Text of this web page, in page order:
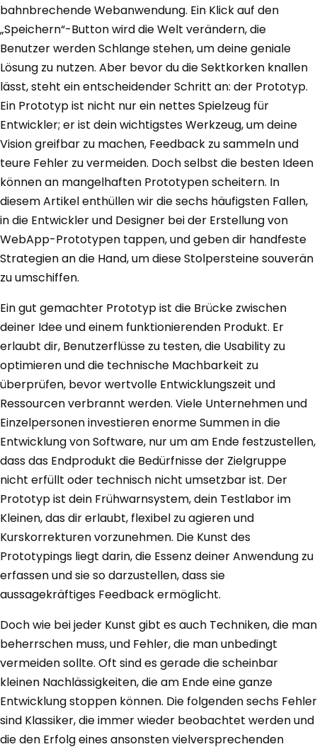
bahnbrechende Webanwendung. Ein Klick auf den
„Speichern“-Button wird die Welt verändern, die
Benutzer werden Schlange stehen, um deine geniale
Lösung zu nutzen. Aber bevor du die Sektkorken knallen
lässt, steht ein entscheidender Schritt an: der Prototyp.
Ein Prototyp ist nicht nur ein nettes Spielzeug für
Entwickler; er ist dein wichtigstes Werkzeug, um deine
Vision greifbar zu machen, Feedback zu sammeln und
teure Fehler zu vermeiden. Doch selbst die besten Ideen
können an mangelhaften Prototypen scheitern. In
diesem Artikel enthüllen wir die sechs häufigsten Fallen,
in die Entwickler und Designer bei der Erstellung von
WebApp-Prototypen tappen, und geben dir handfeste
Strategien an die Hand, um diese Stolpersteine souverän
zu umschiffen.
Ein gut gemachter Prototyp ist die Brücke zwischen
deiner Idee und einem funktionierenden Produkt. Er
erlaubt dir, Benutzerflüsse zu testen, die Usability zu
optimieren und die technische Machbarkeit zu
überprüfen, bevor wertvolle Entwicklungszeit und
Ressourcen verbrannt werden. Viele Unternehmen und
Einzelpersonen investieren enorme Summen in die
Entwicklung von Software, nur um am Ende festzustellen,
dass das Endprodukt die Bedürfnisse der Zielgruppe
nicht erfüllt oder technisch nicht umsetzbar ist. Der
Prototyp ist dein Frühwarnsystem, dein Testlabor im
Kleinen, das dir erlaubt, flexibel zu agieren und
Kurskorrekturen vorzunehmen. Die Kunst des
Prototypings liegt darin, die Essenz deiner Anwendung zu
erfassen und sie so darzustellen, dass sie
aussagekräftiges Feedback ermöglicht.
Doch wie bei jeder Kunst gibt es auch Techniken, die man
beherrschen muss, und Fehler, die man unbedingt
vermeiden sollte. Oft sind es gerade die scheinbar
kleinen Nachlässigkeiten, die am Ende eine ganze
Entwicklung stoppen können. Die folgenden sechs Fehler
sind Klassiker, die immer wieder beobachtet werden und
die den Erfolg eines ansonsten vielversprechenden